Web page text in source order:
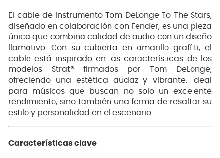
El cable de instrumento Tom DeLonge To The Stars,
diseñado en colaboración con Fender, es una pieza
única que combina calidad de audio con un diseño
llamativo. Con su cubierta en amarillo graffiti, el
cable está inspirado en las características de los
modelos Strat® firmados por Tom DeLonge,
ofreciendo una estética audaz y vibrante. Ideal
para músicos que buscan no solo un excelente
rendimiento, sino también una forma de resaltar su
estilo y personalidad en el escenario.
Características clave